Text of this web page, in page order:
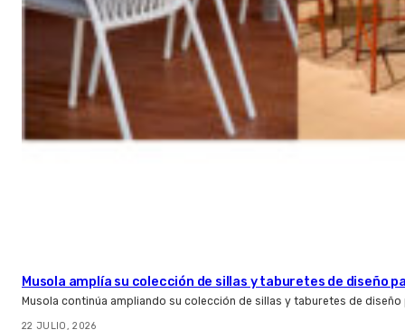
Musola amplía su colección de sillas y taburetes de diseño
Musola continúa ampliando su colección de sillas y taburetes de
22 JULIO, 2026